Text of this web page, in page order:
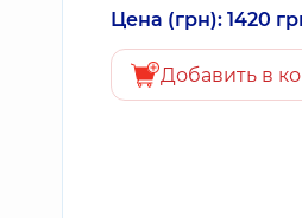
Цена (грн): 1420
Добавить в